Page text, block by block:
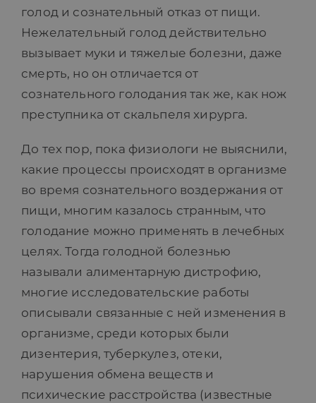
голод и сознательный отказ от пищи.
Нежелательный голод действительно
вызывает муки и тяжелые болезни, даже
смерть, но он отличается от
сознательного голодания так же, как нож
преступника от скальпеля хирурга.
До тех пор, пока физиологи не выяснили,
какие процессы происходят в организме
во время сознательного воздержания от
пищи, многим казалось странным, что
голодание можно применять в лечебных
целях. Тогда голодной болезнью
называли алиментарную дистрофию,
многие исследовательские работы
описывали связанные с ней изменения в
организме, среди которых были
дизентерия, туберкулез, отеки,
нарушения обмена веществ и
психические расстройства (известные